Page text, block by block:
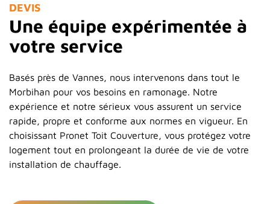
DEVIS
Une équipe expérimentée à
votre service
Basés près de Vannes, nous intervenons dans tout le
Morbihan pour vos besoins en ramonage. Notre
expérience et notre sérieux vous assurent un service
rapide, propre et conforme aux normes en vigueur. En
choisissant Pronet Toit Couverture, vous protégez votre
logement tout en prolongeant la durée de vie de votre
installation de chauffage.